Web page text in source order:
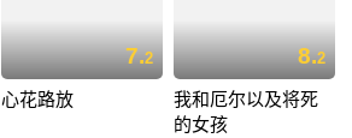
7.2
心花路放
8.2
我和厄尔以及将死
的女孩